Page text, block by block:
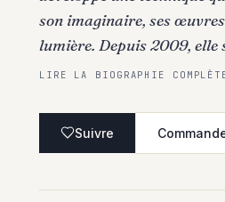
son imaginaire, ses
lumière. Depuis 2009, elle
LIRE LA BIOGRAPHIE
Suivre